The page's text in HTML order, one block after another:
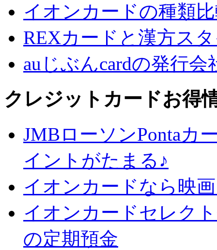
イオンカードの種類
REXカードと漢方ス
auじぶんcardの発行会
クレジットカードお得
JMBローソンPontaカ
イントがたまる♪
イオンカードなら映
イオンカードセレク
の定期預金